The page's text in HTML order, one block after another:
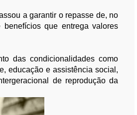
a garantir o repasse de, no
que entrega valores
das condicionalidades como
educação e assistência social,
de reprodução da